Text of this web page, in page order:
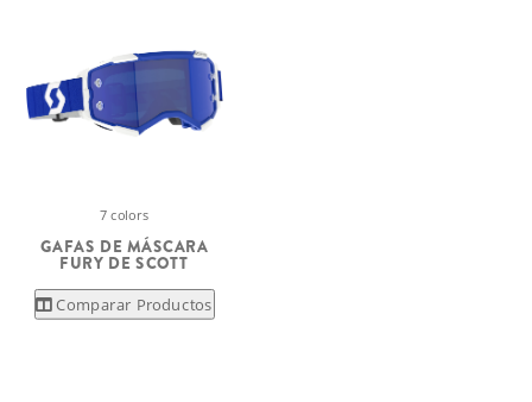
7 colors
GAFAS DE MÁSCARA
FURY DE SCOTT
Comparar Productos